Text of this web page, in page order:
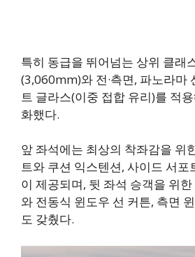
특히 동급을 뛰어넘는 상위 클래
(3,060mm)와 전·측면, 파노라마
트 글라스(이중 접합 유리)를 적
화했다.
앞 좌석에는 최상의 착좌감을 위
트와 쿠션 익스텐션, 사이드 서포
이 제공되며, 뒷 좌석 승객을 위
와 전동식 윈도우 선 커튼, 측면
도 갖췄다.